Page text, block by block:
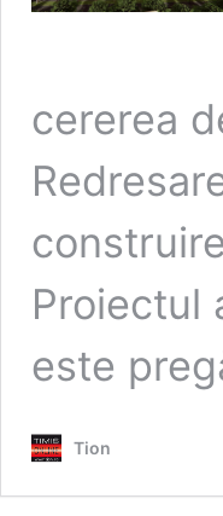
cererea
Proiectul
este
Tion